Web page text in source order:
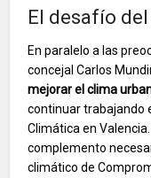
El desafío
En paralelo a las
concejal Carlos
mejorar el clima
continuar trabajando
Climática en
complemento
climático de